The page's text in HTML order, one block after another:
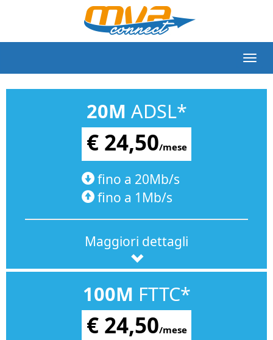
20M ADSL*
€ 24,50/mese
fino a 20Mb/s
fino a 1Mb/s
Maggiori dettagli
100M FTTC*
€ 24,50/mese